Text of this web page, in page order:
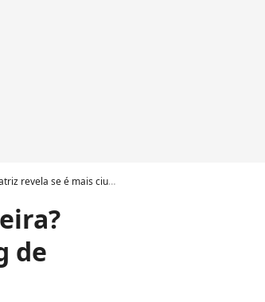
ciumenta ou fofoqueira. Veja!
de